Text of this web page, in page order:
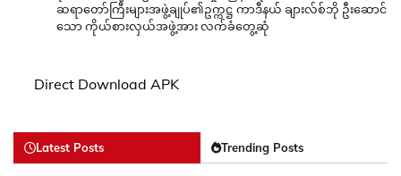
ဆရာတော်ကြီးများအဖွဲ့ချုပ်၏ဥက္ကဋ္ဌ ကာဒီနယ် ချားလ်စ်ဘို ဦးဆောင်
သော ကိုယ်စားလှယ်အဖွဲ့အား လက်ခံတွေ့ဆုံ
Direct Download APK
Latest Posts Trending Posts